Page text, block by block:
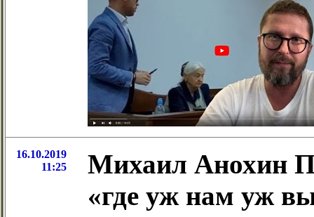
16.10.2019
11:25
Михаил Анохин
«где уж нам уж